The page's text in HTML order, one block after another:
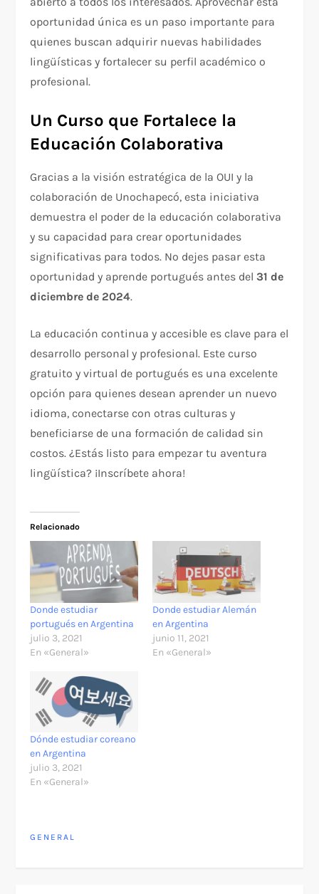
oportunidad única es un paso importante para
quienes buscan adquirir nuevas habilidades
lingüísticas y fortalecer su perfil académico o
profesional.
Un Curso que Fortalece la
Educación Colaborativa
Gracias a la visión estratégica de la OUI y la
colaboración de Unochapecó, esta iniciativa
demuestra el poder de la educación colaborativa
y su capacidad para crear oportunidades
significativas para todos. No dejes pasar esta
oportunidad y aprende portugués antes del31 de
diciembre de 2024.
La educación continua y accesible es clave para el
desarrollo personal y profesional. Este curso
gratuito y virtual de portugués es una excelente
opción para quienes desean aprender un nuevo
idioma, conectarse con otras culturas y
beneficiarse de una formación de calidad sin
costos. ¿Estás listo para empezar tu aventura
lingüística? ¡Inscríbete ahora!
Relacionado
Donde estudiar
portugués en Argentina
julio 3, 2021
En «General»
Donde estudiar Alemán
en Argentina
junio 11, 2021
En «General»
Dónde estudiar coreano
en Argentina
julio 3, 2021
En «General»
GENERAL